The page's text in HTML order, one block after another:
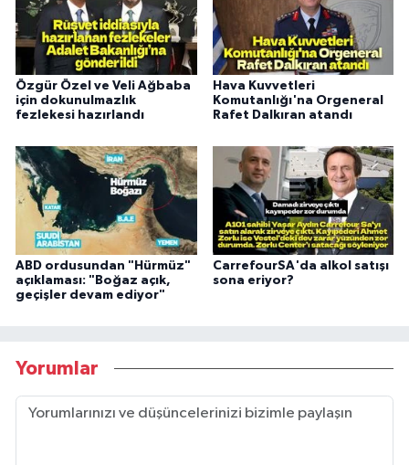
Özgür Özel ve Veli Ağbaba
için dokunulmazlık
fezlekesi hazırlandı
Hava Kuvvetleri
Komutanlığı'na Orgeneral
Rafet Dalkıran atandı
ABD ordusundan "Hürmüz"
açıklaması: "Boğaz açık,
geçişler devam ediyor"
CarrefourSA'da alkol satışı
sona eriyor?
Yorumlar